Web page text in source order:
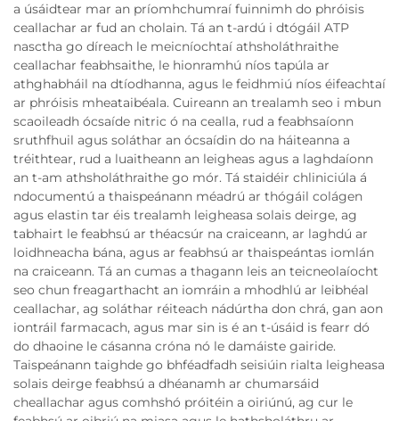
a úsáidtear mar an príomhchumraí fuinnimh do phróisis
ceallachar ar fud an cholain. Tá an t-ardú i dtógáil ATP
nasctha go díreach le meicníochtaí athsholáthraithe
ceallachar feabhsaithe, le hionramhú níos tapúla ar
athghabháil na dtíodhanna, agus le feidhmiú níos éifeachtaí
ar phróisis mheataibéala. Cuireann an trealamh seo i mbun
scaoileadh ócsaíde nitric ó na cealla, rud a feabhsaíonn
sruthfhuil agus soláthar an ócsaídin do na háiteanna a
tréithtear, rud a luaitheann an leigheas agus a laghdaíonn
an t-am athsholáthraithe go mór. Tá staidéir chliniciúla á
ndocumentú a thaispeánann méadrú ar thógáil colágen
agus elastin tar éis trealamh leigheasa solais deirge, ag
tabhairt le feabhsú ar théacsúr na craiceann, ar laghdú ar
loidhneacha bána, agus ar feabhsú ar thaispeántas iomlán
na craiceann. Tá an cumas a thagann leis an teicneolaíocht
seo chun freagarthacht an iomráin a mhodhlú ar leibhéal
ceallachar, ag soláthar réiteach nádúrtha don chrá, gan aon
iontráil farmacach, agus mar sin is é an t-úsáid is fearr dó
do dhaoine le cásanna cróna nó le damáiste gairide.
Taispeánann taighde go bhféadfadh seisiúin rialta leigheasa
solais deirge feabhsú a dhéanamh ar chumarsáid
cheallachar agus comhshó próitéin a oiriúnú, ag cur le